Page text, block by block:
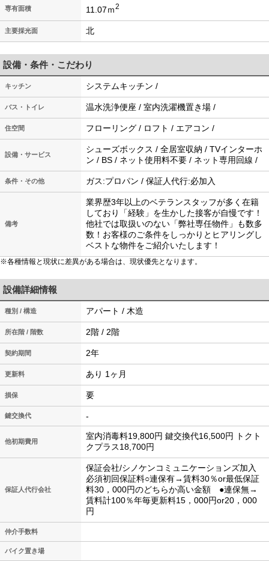
専有面積 11.07ｍ2
主要採光面 北
設備・条件・こだわり
キッチン システムキッチン /
バス・トイレ 温水洗浄便座 / 室内洗濯機置き場 /
住空間 フローリング / ロフト / エアコン /
設備・サービス
シューズボックス / 全居室収納 / TVインターホ
ン / BS / ネット使用料不要 / ネット専用回線 /
条件・その他 ガス:プロパン / 保証人代行:必加入
備考
業界歴3年以上のベテランスタッフが多く在籍
しており「経験」を生かした接客が自慢です！
他社では取扱いのない「弊社専任物件」も数多
数！お客様のご条件をしっかりとヒアリングし
ベストな物件をご紹介いたします！
※各種情報と現状に差異がある場合は、現状優先となります。
設備詳細情報
種別 / 構造 アパート / 木造
所在階 / 階数 2階 / 2階
契約期間 2年
更新料 あり 1ヶ月
損保 要
鍵交換代 -
他初期費用
室内消毒料19,800円 鍵交換代16,500円 トクト
クプラス18,700円
保証人代行会社
保証会社/シノケンコミュニケーションズ加入
必須初回保証料○連保有→賃料30％or最低保証
料30，000円のどちらか高い金額 ●連保無→
賃料計100％年毎更新料15，000円or20，000
円
仲介手数料
バイク置き場